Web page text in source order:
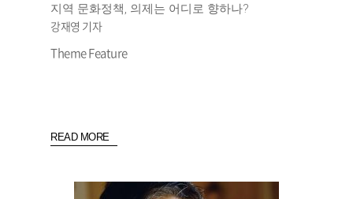
지역 문화정책, 의제는 어디로 향하나?
강재영 기자
Theme Feature
READ MORE